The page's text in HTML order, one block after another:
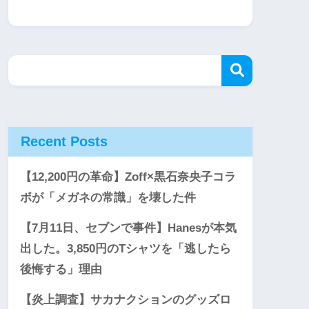
Recent Posts
【12,200円の革命】Zoff×黒石奈央子コラ
ボが「メガネの常識」を壊した件
【7月11日、セブンで事件】Hanesが本気
出した。3,850円のTシャツを「逃したら
後悔する」理由
【炎上調査】サカナクションのグッズロ